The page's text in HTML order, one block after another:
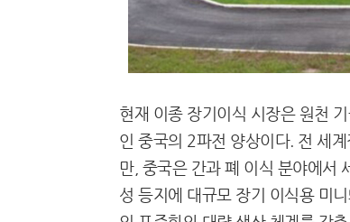
현재 이종 장기이식 시장은 원천
인 중국의 2파전 양상이다. 전 세
만, 중국은 간과 폐 이식 분야에서
성 등지에 대규모 장기 이식용 미